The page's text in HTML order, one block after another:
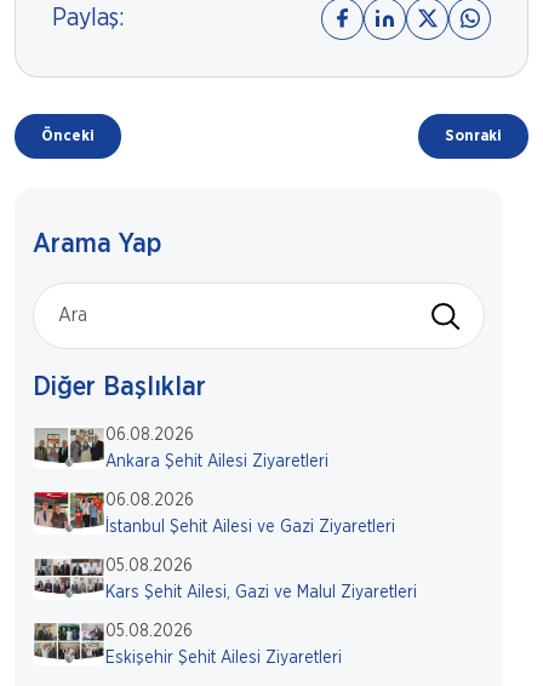
Paylaş:
Önceki Sonraki
Arama Yap
Diğer Başlıklar
06.08.2026
Ankara Şehit Ailesi Ziyaretleri
06.08.2026
İstanbul Şehit Ailesi ve Gazi Ziyaretleri
05.08.2026
Kars Şehit Ailesi, Gazi ve Malul Ziyaretleri
05.08.2026
Eskişehir Şehit Ailesi Ziyaretleri